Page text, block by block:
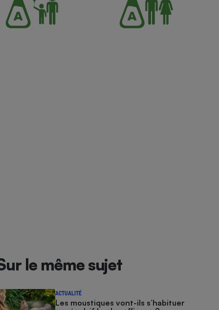
le même sujet
ACTUALITÉ
Les moustiques vont-ils s’habituer